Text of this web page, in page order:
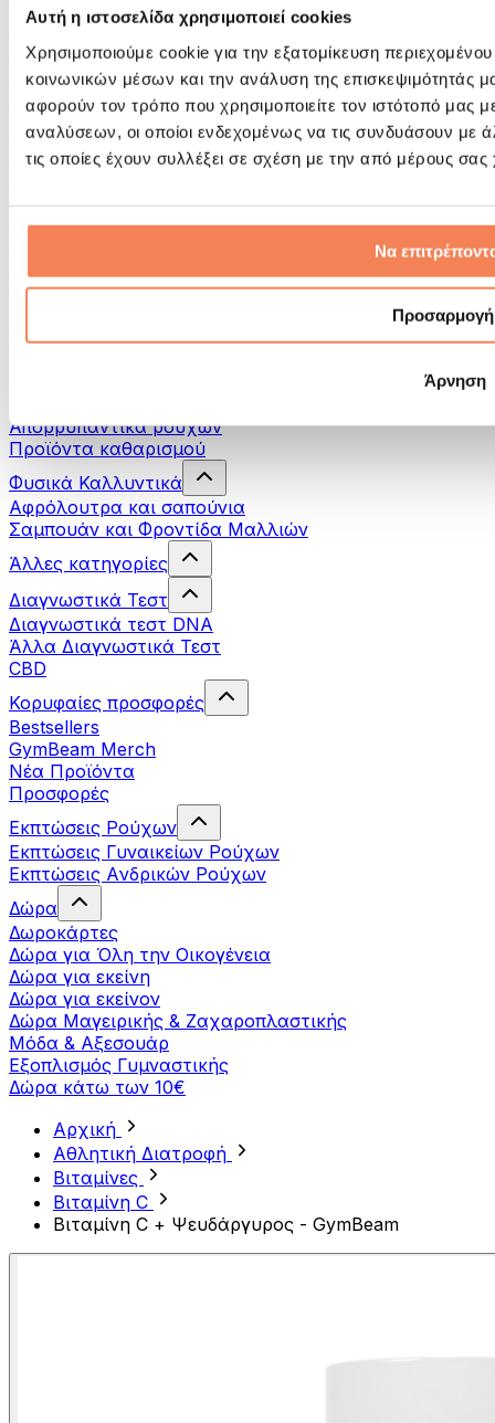
Αυτή η ιστοσελίδα χρησιμοποιεί cookies
Χρησιμοποιούμε cookie για την εξατομίκευση
κοινωνικών μέσων και την ανάλυση της επισκεψιμότητάς
αφορούν τον τρόπο που χρησιμοποιείτε τον ιστότοπό μας
αναλύσεων, οι οποίοι ενδεχομένως να τις συνδυάσουν με
τις οποίες έχουν συλλέξει σε σχέση με την από μέρους
Να
Προσαρμογή
Άρνηση
Τσάντες & σακίδια πλάτης
Τσάντες τροφίμων & αξεσουάρ
Σάκοι Γυμναστικής
Σακίδια πλάτης
Αξεσουάρ με βάση τη δραστηριότητα
Tρέξιμο
Γιόγκα & Πιλάτες
Πεζοπορία
Θεραπεία με Κόκκινο Φως
Απορρυπαντικά ρούχων
Προϊόντα καθαρισμού
Φυσικά Καλλυντικά
Αφρόλουτρα και σαπούνια
Σαμπουάν και Φροντίδα Μαλλιών
Άλλες κατηγορίες
Διαγνωστικά Τεστ
Διαγνωστικά τεστ DNA
Άλλα Διαγνωστικά Τεστ
CBD
Κορυφαίες προσφορές
Bestsellers
GymBeam Merch
Νέα Προϊόντα
Προσφορές
Εκπτώσεις Ρούχων
Εκπτώσεις Γυναικείων Ρούχων
Εκπτώσεις Aνδρικών Ρούχων
Δώρα
Δωροκάρτες
Δώρα για Όλη την Οικογένεια
Δώρα για εκείνη
Δώρα για εκείνον
Δώρα Μαγειρικής & Ζαχαροπλαστικής
Μόδα & Αξεσουάρ
Εξοπλισμός Γυμναστικής
Δώρα κάτω των 10€
Αρχική
Αθλητική Διατροφή
Βιταμίνες
Βιταμίνη C
Βιταμίνη C + Ψευδάργυρος - GymBeam